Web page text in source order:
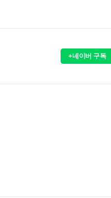
+네이버 구독